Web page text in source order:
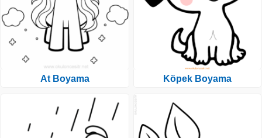
At Boyama Köpek Boyama